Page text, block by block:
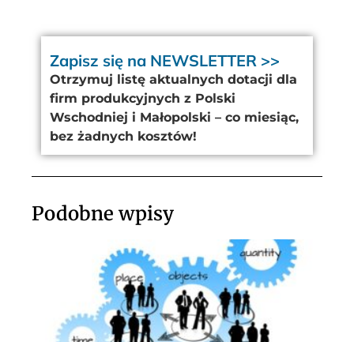
Zapisz się na NEWSLETTER >>
Otrzymuj listę aktualnych dotacji dla
firm produkcyjnych z Polski
Wschodniej i Małopolski – co miesiąc,
bez żadnych kosztów!
Podobne wpisy